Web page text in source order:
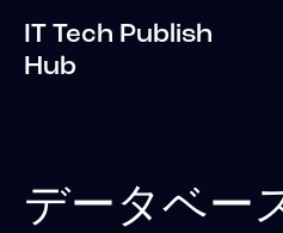
IT Tech Publish
Hub
データベー